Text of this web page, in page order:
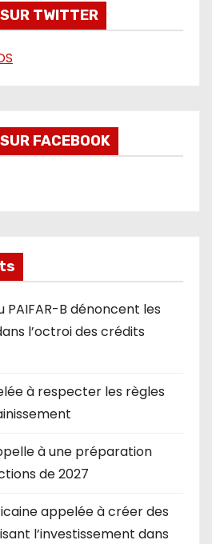
TWITTER
FACEBOOK
PAIFAR-B dénoncent les
l’octroi des crédits
à respecter les règles
à une préparation
de 2027
appelée à créer des
l’investissement dans